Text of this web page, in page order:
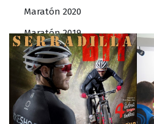
Maratón 2020
Maratón 2019
Maratón 2018
Maratón 2017
Maratón 2016
Rally 2016